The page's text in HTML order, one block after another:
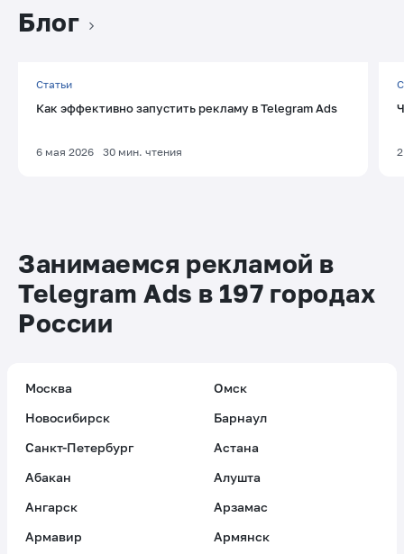
Блог
Статьи
Как эффективно запустить рекламу в Telegram Ads
6 мая 2026 30 мин. чтения
Занимаемся рекламой в
Telegram Ads в 197 городах
России
Москва
Омск
Новосибирск
Барнаул
Санкт-Петербург
Астана
Абакан
Алушта
Ангарск
Арзамас
Армавир
Армянск